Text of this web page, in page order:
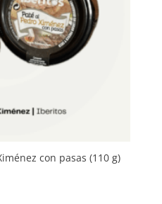
con pasas (110 g)